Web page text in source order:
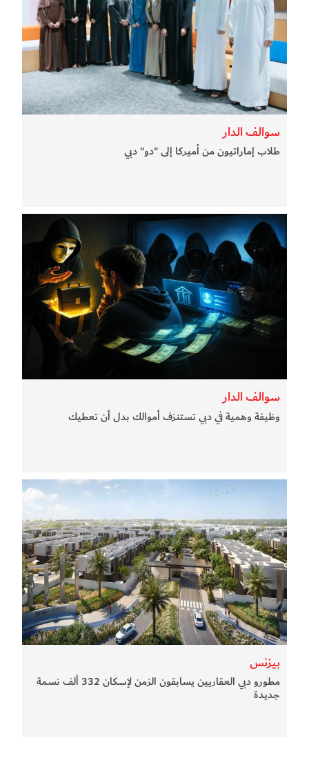
سوالف الدار
طلاب إماراتيون من أميركا إلى "دو" دبي
سوالف الدار
وظيفة وهمية في دبي تستنزف أموالك بدل أن تعطيك
بيزنس
مطورو دبي العقاريين يسابقون الزمن لإسكان 332 ألف نسمة
جديدة